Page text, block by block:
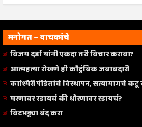
मनोगत – वाचकांचे
विजय दर्डा यांनी एकदा तरी विचार करावा?
आत्महत्या रोखणे ही कौटुंबिक जबाबदारी
काश्मिरी पंडितांचे विस्थापन, सत्यामागचे कटू
मरणावर रडायचं की धोरणावर रडायचं?
विटभट्ट्या बंद करा